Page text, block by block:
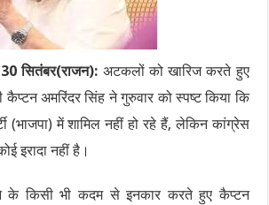
सितंबर(राजन): अटकलों को खारिज करते हुए
कैप्टन अमरिंदर सिंह ने गुरुवार को स्पष्ट किया कि
(भाजपा) में शामिल नहीं हो रहे हैं, लेकिन कांग्रेस
इरादा नहीं है।
के किसी भी कदम से इनकार करते हुए कैप्टन